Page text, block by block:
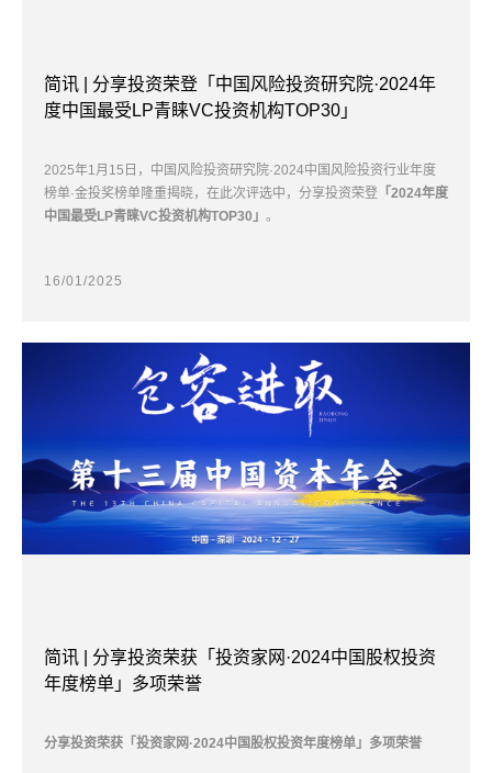
简讯 | 分享投资荣登「中国风险投资研究院·2024年
度中国最受LP青睐VC投资机构TOP30」
2025年1月15日，中国风险投资研究院·2024中国风险投资行业年度
榜单·金投奖榜单隆重揭晓，在此次评选中，分享投资荣登 「2024年度
中国最受LP青睐VC投资机构TOP30」 。
16/01/2025
简讯 | 分享投资荣获「投资家网·2024中国股权投资
年度榜单」多项荣誉
分享投资荣获「投资家网·2024中国股权投资年度榜单」多项荣誉